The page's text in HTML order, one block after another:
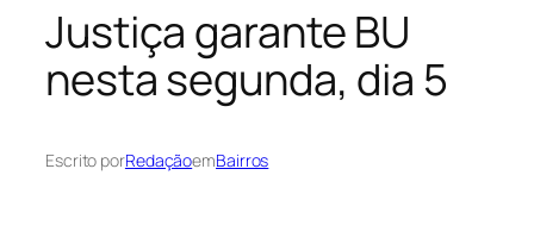
Justiça garante BU
nesta segunda, dia 5
Escrito porRedaçãoemBairros